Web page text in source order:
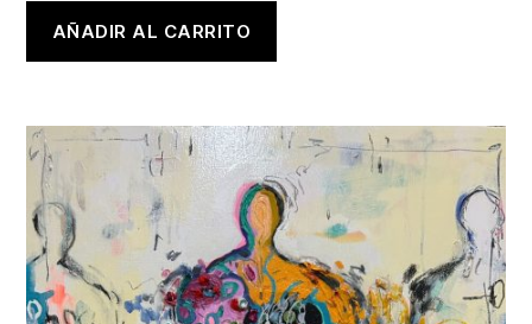
AÑADIR AL CARRITO